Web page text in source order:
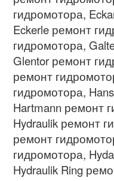
гидромотора,
Eckerle ремонт
гидромотора,
Glentor ремонт
ремонт
гидромотора,
Hartmann ремонт
Hydraulik ремонт
ремонт
гидромотора,
Hydraulik Ring